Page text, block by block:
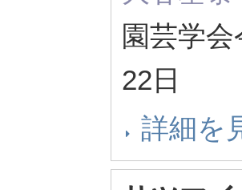
園芸学
22日
詳細を